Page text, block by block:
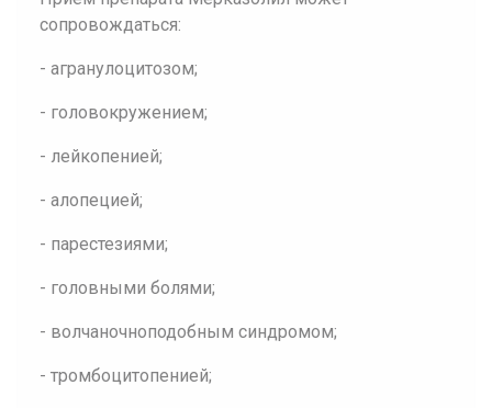
сопровождаться:
- агранулоцитозом;
- головокружением;
- лейкопенией;
- алопецией;
- парестезиями;
- головными болями;
- волчаночноподобным синдромом;
- тромбоцитопенией;